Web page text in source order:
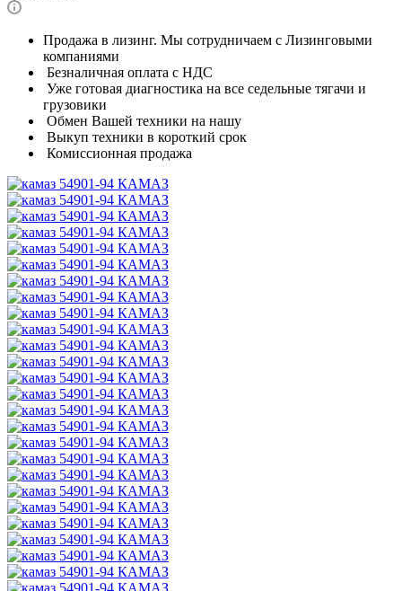
Продажа в лизинг. Мы сотрудничаем с Лизинговыми
компаниями
Безналичная оплата с НДС
Уже готовая диагностика на все седельные тягачи и
грузовики
Обмен Вашей техники на нашу
Выкуп техники в короткий срок
Комиссионная продажа